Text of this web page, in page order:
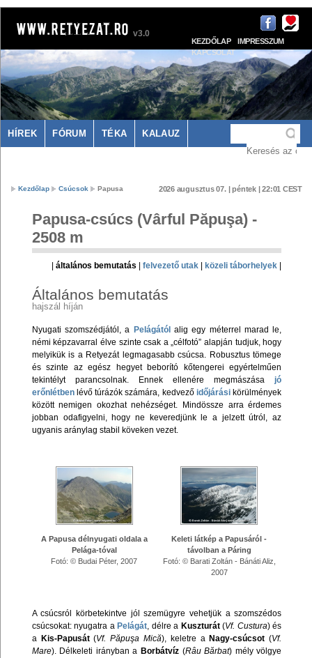
v3.0
KEZDŐLAP
IMPRESSZUM
KAPCSOLAT
HÍREK FÓRUM TÉKA KALAUZ
Kezdőlap Csúcsok Papusa 2026 augusztus 07. | péntek | 22:01 CEST
Papusa-csúcs (Vârful Păpuşa) -
2508 m
|általános bemutatás |felvezető utak |közeli táborhelyek |
Általános bemutatás
hajszál híján
Nyugati szomszédjától, a Pelágátólalig egy méterrel marad le,
némi képzavarral élve szinte csak a „célfotó” alapján tudjuk, hogy
melyikük is a Retyezát legmagasabb csúcsa. Robusztus tömege
és szinte az egész hegyet beborító kőtengerei egyértelműen
tekintélyt parancsolnak. Ennek ellenére megmászásajó
erőnlétbenlévő túrázók számára, kedvező időjárásikörülmények
között nemigen okozhat nehézséget. Mindössze arra érdemes
jobban odafigyelni, hogy ne keveredjünk le a jelzett útról, az
ugyanis aránylag stabil köveken vezet.
A Papusa délnyugati oldala a
Pelága-tóval
Fotó: © Budai Péter, 2007
Keleti látkép a Papusáról -
távolban a Páring
Fotó: © Barati Zoltán - Bánáti Aliz,
2007
A csúcsról körbetekintve jól szemügyre vehetjük a szomszédos
csúcsokat: nyugatra a Pelágát, délre a Kuszturát(Vf. Custura) és
a Kis-Papusát(Vf. Păpuşa Mică), keletre a Nagy-csúcsot (Vf.
Mare). Délkeleti irányban a Borbátvíz (Râu Bărbat) mély völgye